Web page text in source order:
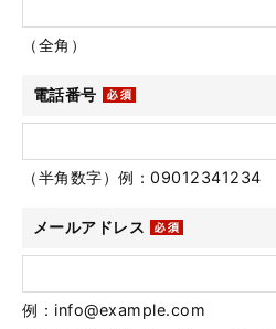
（全角）
電話番号
（半角数字）例：09012341234
メールアドレス
例：info@example.com